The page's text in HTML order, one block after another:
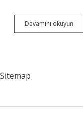
Devamını okuyun
Sitemap